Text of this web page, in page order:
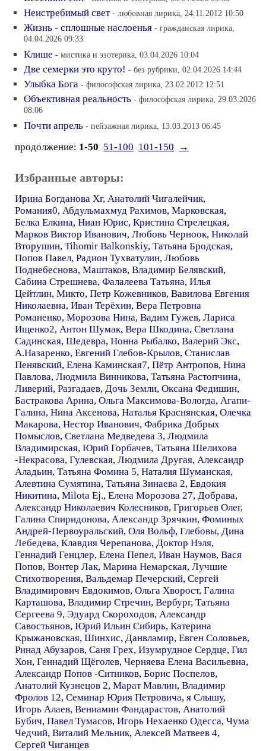
Неистребимый свет - любовная лирика, 24.11.2012 10:50
Жизнь - сплошные наслоенья - гражданская лирика,
04.04.2026 09:33
Клише - мистика и эзотерика, 03.04.2026 10:04
Две семерки это круто! - без рубрики, 02.04.2026 14:44
Улыбка Бога - философская лирика, 23.02.2012 12:51
Объективная реальность - философская лирика, 29.03.2026
08:06
Почти апрель - пейзажная лирика, 13.03.2013 06:45
продолжение: 1-50 51-100 101-150 →
Избранные авторы:
Ирина Богданова Хг, Анатолий Чигалейчик,
Романия0, Абдульмахмуд Рахимов, Марковская,
Белка Елкина, Ниан Юрис, Кристина Стрелецкая,
Марков Виктор Иванович, Любовь Черноок, Николай
Вторушин, Tihomir Balkonskiy, Татьяна Бродская,
Попов Павел, Радион Тухватулин, Любовь
Поднебеснова, Маштаков, Владимир Белявский,
Сабина Стрешнева, Фалалеева Татьяна, Илья
Цейтлин, Микто, Петр Кожевников, Вавилова Евгения
Николаевна, Иван Терёхин, Вера Петровна
Романенко, Морозова Нина, Вадим Гужев, Лариса
Ищенко2, Антон Шумак, Вера Шкодина, Светлана
Садинская, Шедевра, Нонна Рыбалко, Валерий Экс,
А.Назаренко, Евгений Глебов-Крылов, Станислав
Пенявский, Елена Каминская7, Пётр Антропов, Нина
Павлова, Людмила Винникова, Татьяна Растопчина,
Ливерий, Разгадаев, Дочь Земли, Оксана Федишин,
Бастракова Арина, Ольга Максимова-Вологда, Агапи-
Галина, Нина Аксенова, Наталья Краснянская, Олечка
Макарова, Нестор Иванович, Фабрика Добрых
Помыслов, Светлана Медведева 3, Людмила
Владимирская, Юрий Горбачев, Татьяна Шелихова
-Некрасова, Гулевская, Людмила Другая, Александр
Аладьин, Татьяна Фомина 5, Наталия Шуманская,
Алевтина Сумятина, Татьяна Зинаева 2, Евдокия
Никитина, Milota Ej., Елена Морозова 27, Добрава,
Александр Николаевич Колесников, Григорьев Олег,
Галина Спиридонова, Александр Зрячкин, Фоминых
Андрей-Первоуральский, Оля Вольф, Глебовы, Дина
Лебедева, Клавдия Черепанова, Доктор Нэля,
Геннадий Генцлер, Елена Пепел, Иван Наумов, Вася
Попов, Вонтер Лак, Марина Немарская, Лучшие
Стихотворения, Вальдемар Печерский, Сергей
Владимирович Евдокимов, Ольга Хворост, Галина
Карташова, Владимир Стречин, Вербург, Татьяна
Сергеева 9, Эдуард Скороходов, Александр
Савостьянов, Юрий Ильин Сибирь, Катерина
Крыжановская, Шинхис, Данвламир, Евген Соловьев,
Ринад Абузаров, Саня Грех, Изумрудное Сердце, Гил
Хон, Геннадий Щёголев, Черняева Елена Васильевна,
Александр Попов -Ситников, Борис Поспелов,
Анатолий Кузнецов 2, Марат Мавлин, Владимир
Фролов 12, Семинар Юрия Петровича, я Слышу,
Игорь Алаев, Вениамин Фандарастов, Анатолий
Бубич, Павел Тумасов, Игорь Нехаенко Одесса, Чума
Чедчий, Виталий Мельник, Алексей Матвеев 4,
Сергей Чиганцев